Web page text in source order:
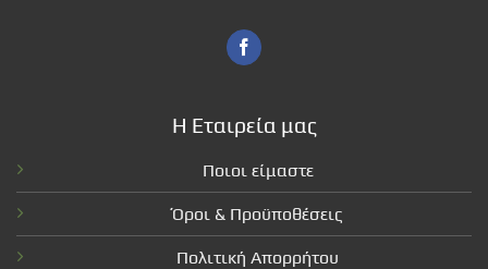
Η Εταιρεία μας
Ποιοι είμαστε
Όροι & Προϋποθέσεις
Πολιτική Απορρήτου